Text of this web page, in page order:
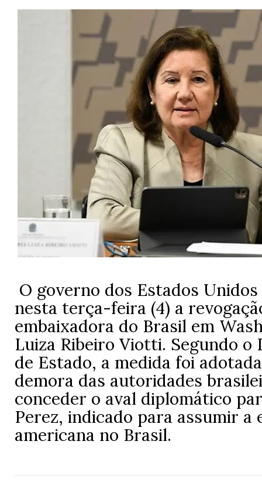
O governo dos Estados
nesta terça-feira (4) a
embaixadora do Brasil em
Luiza Ribeiro Viotti. Segundo o
de Estado, a medida foi
demora das autoridades
conceder o aval diplomático
Perez, indicado para assumir a
americana no Brasil.